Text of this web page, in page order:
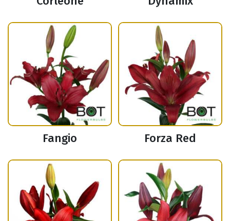
Fangio Forza Red